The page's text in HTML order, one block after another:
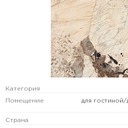
Категория
Помещение
для
Страна